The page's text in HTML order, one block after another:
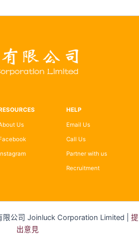
Us
HELP
Email Us
Call Us
Partner with us
Recruitment
公司 Joinluck Corporation Limited | 提
出意見